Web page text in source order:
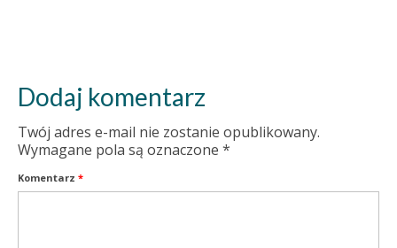
Dodaj komentarz
Twój adres e-mail nie zostanie opublikowany.
Wymagane pola są oznaczone *
Komentarz *